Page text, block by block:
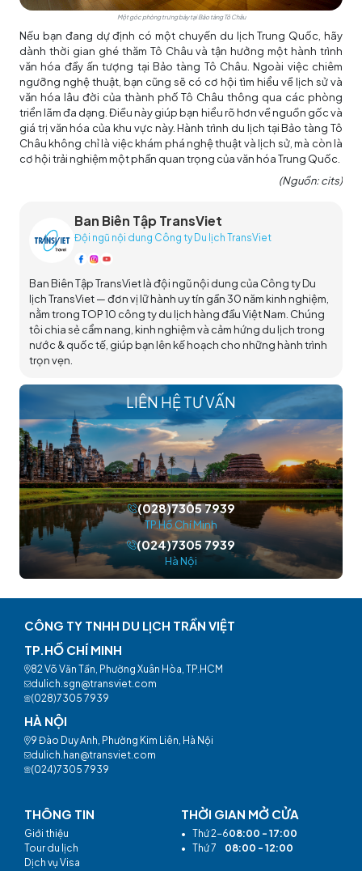
Một góc phòng trưng bày tại Bảo tàng Tô Châu
Nếu bạn đang dự định có một chuyến du lịch Trung Quốc, hãy
dành thời gian ghé thăm Tô Châu và tận hưởng một hành trình
văn hóa đầy ấn tượng tại Bảo tàng Tô Châu. Ngoài việc chiêm
ngưỡng nghệ thuật, bạn cũng sẽ có cơ hội tìm hiểu về lịch sử và
văn hóa lâu đời của thành phố Tô Châu thông qua các phòng
triển lãm đa dạng. Điều này giúp bạn hiểu rõ hơn về nguồn gốc và
giá trị văn hóa của khu vực này. Hành trình du lịch tại Bảo tàng Tô
Châu không chỉ là việc khám phá nghệ thuật và lịch sử, mà còn là
cơ hội trải nghiệm một phần quan trọng của văn hóa Trung Quốc.
(Nguồn:cits)
Ban Biên Tập TransViet
Đội ngũ nội dung Công ty Du lịch TransViet
Ban Biên Tập TransViet là đội ngũ nội dung của Công ty Du
lịch TransViet — đơn vị lữ hành uy tín gần 30 năm kinh nghiệm,
nằm trong TOP 10 công ty du lịch hàng đầu Việt Nam. Chúng
tôi chia sẻ cẩm nang, kinh nghiệm và cảm hứng du lịch trong
nước & quốc tế, giúp bạn lên kế hoạch cho những hành trình
trọn vẹn.
LIÊN HỆ TƯ VẤN
(028)7305 7939
TP.Hồ Chí Minh
(024)7305 7939
Hà Nội
CÔNG TY TNHH DU LỊCH TRẦN VIỆT
TP.HỒ CHÍ MINH
82 Võ Văn Tần, Phường Xuân Hòa, TP.HCM
dulich.sgn@transviet.com
(028)7305 7939
HÀ NỘI
9 Đào Duy Anh, Phường Kim Liên, Hà Nội
dulich.han@transviet.com
(024)7305 7939
THÔNG TIN
Giới thiệu
Tour du lịch
Dịch vụ Visa
THỜI GIAN MỞ CỬA
• Thứ 2-608:00 - 17:00
• Thứ 7 08:00 - 12:00